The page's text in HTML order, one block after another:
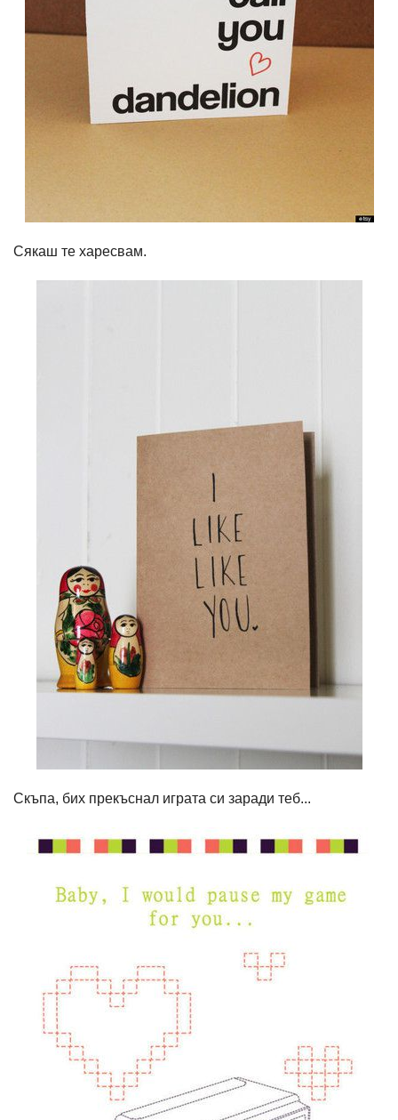
Сякаш те харесвам.
Скъпа, бих прекъснал играта си заради теб...